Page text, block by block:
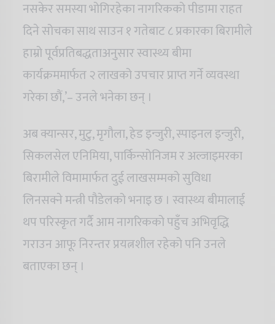
नसकेर समस्या भोगिरहेका नागरिकको पीडामा राहत
दिने सोचका साथ साउन १ गतेबाट ८ प्रकारका बिरामीले
हाम्रो पूर्वप्रतिबद्धताअनुसार स्वास्थ्य बीमा
कार्यक्रममार्फत २ लाखको उपचार प्राप्त गर्ने व्यवस्था
गरेका छौं,’– उनले भनेका छन् ।
अब क्यान्सर, मुटु, मृगौला, हेड इन्जुरी, स्पाइनल इन्जुरी,
सिकलसेल एनिमिया, पार्किन्सोनिजम र अल्जाइमरका
बिरामीले विमामार्फत दुई लाखसम्मको सुविधा
लिनसक्ने मन्त्री पौडेलको भनाइ छ । स्वास्थ्य बीमालाई
थप परिस्कृत गर्दै आम नागरिकको पहुँच अभिवृद्धि
गराउन आफू निरन्तर प्रयत्नशील रहेको पनि उनले
बताएका छन् ।